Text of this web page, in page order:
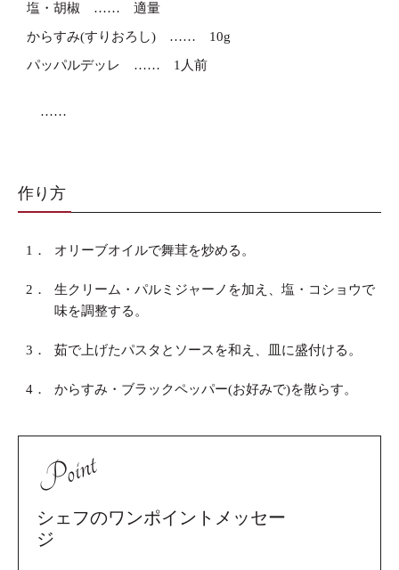
塩・胡椒
適量
からすみ(すりおろし)
10g
パッパルデッレ
1人前
作り方
1． オリーブオイルで舞茸を炒める。
2．
生クリーム・パルミジャーノを加え、塩・コショウで
味を調整する。
3． 茹で上げたパスタとソースを和え、皿に盛付ける。
4． からすみ・ブラックペッパー(お好みで)を散らす。
Point
シェフのワンポイントメッセー
ジ